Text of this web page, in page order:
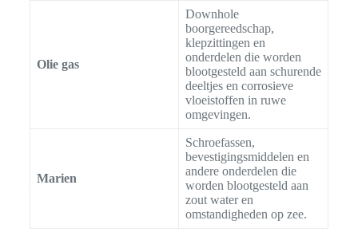
Olie gas
Downhole
boorgereedschap,
klepzittingen en
onderdelen die worden
blootgesteld aan schurende
deeltjes en corrosieve
vloeistoffen in ruwe
omgevingen.
Marien
Schroefassen,
bevestigingsmiddelen en
andere onderdelen die
worden blootgesteld aan
zout water en
omstandigheden op zee.